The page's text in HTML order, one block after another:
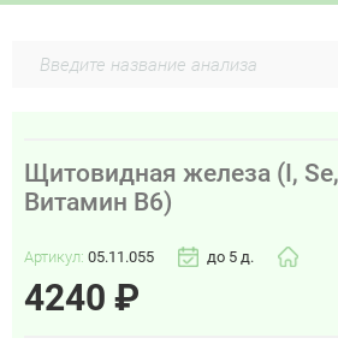
Щитовидная железа (I,
Витамин В6)
Артикул: 05.11.055 до 5 д.
4240 ₽